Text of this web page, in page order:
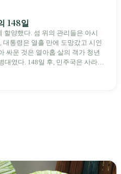
148일
할양했다. 섬 위의 관리들은 아시
통령은 열흘 만에 도망갔고 시인
싸운 것은 열아홉 살의 객가 청년
대였다. 148일 후, 민주국은 사라졌